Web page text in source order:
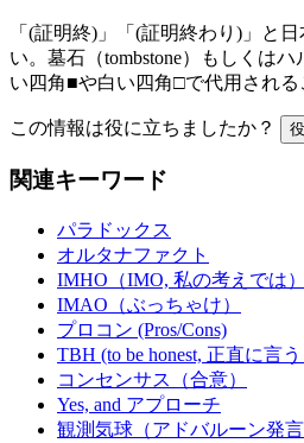
「(証明終)」「(証明終わり)」と
い。墓石（tombstone）もしくは
い四角■や白い四角□で代用される
この情報は役に立ちましたか？
関連キーワード
パラドックス
オルタナファクト
IMHO（IMO, 私の考えでは）
IMAO（ぶっちゃけ）
プロコン (Pros/Cons)
TBH (to be honest, 正直に言
コンセンサス（合意）
Yes, and アプローチ
観測気球（アドバルーン発言